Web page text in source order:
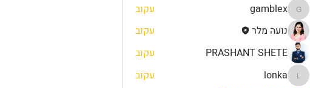
gamblex
gamblex
עקוב
נועה מלר
עקוב
PRASHANT SHETE
עקוב
lonka
lonka
עקוב